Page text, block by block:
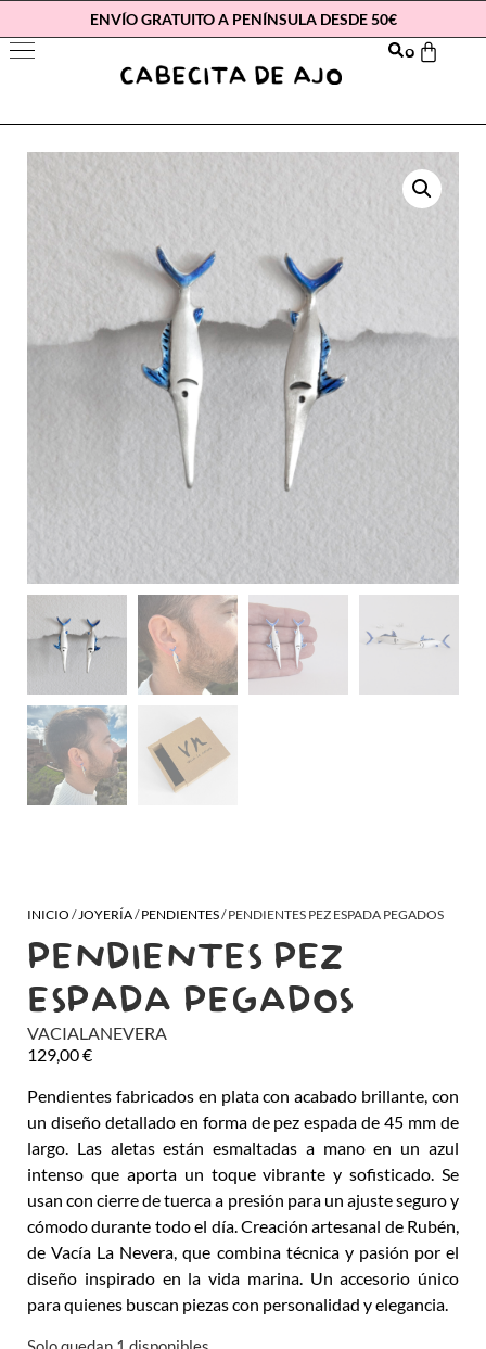
ENVÍO GRATUITO A PENÍNSULA DESDE 50€
0
INICIO /JOYERÍA/PENDIENTES/ PENDIENTES PEZ ESPADA PEGADOS
PENDIENTES PEZ
ESPADA PEGADOS
VACIALANEVERA
129,00€
Pendientes fabricados en plata con acabado brillante, con
un diseño detallado en forma de pez espada de 45 mm de
largo. Las aletas están esmaltadas a mano en un azul
intenso que aporta un toque vibrante y sofisticado. Se
usan con cierre de tuerca a presión para un ajuste seguro y
cómodo durante todo el día. Creación artesanal de Rubén,
de Vacía La Nevera, que combina técnica y pasión por el
diseño inspirado en la vida marina. Un accesorio único
para quienes buscan piezas con personalidad y elegancia.